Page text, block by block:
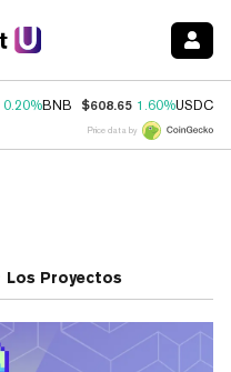
0.20%BNB $608.65 1.60%USDC
Price data by
Los Proyectos